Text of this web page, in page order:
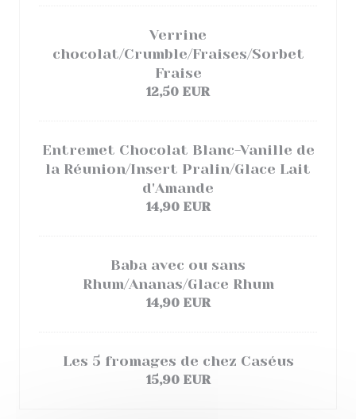
Verrine
chocolat/Crumble/Fraises/Sorbet
Fraise
12,50 EUR
Entremet Chocolat Blanc-Vanille de
la Réunion/Insert Pralin/Glace Lait
d'Amande
14,90 EUR
Baba avec ou sans
Rhum/Ananas/Glace Rhum
14,90 EUR
Les 5 fromages de chez Caséus
15,90 EUR